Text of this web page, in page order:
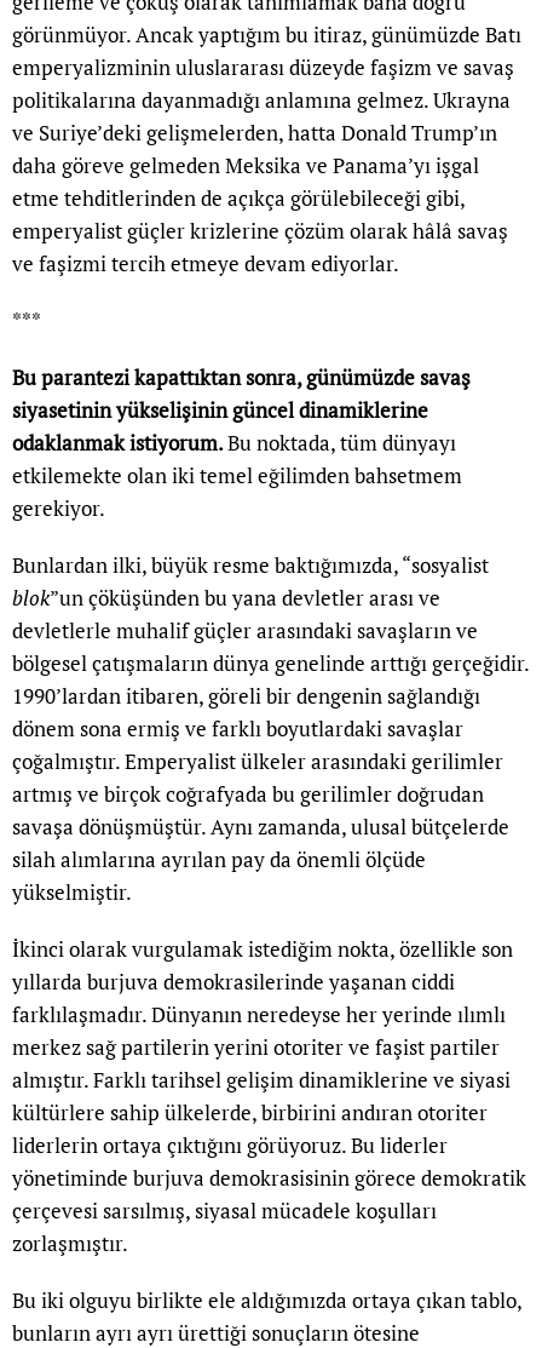
görünmüyor. Ancak yaptığım bu itiraz, günümüzde Batı
emperyalizminin uluslararası düzeyde faşizm ve savaş
politikalarına dayanmadığı anlamına gelmez. Ukrayna
ve Suriye’deki gelişmelerden, hatta Donald Trump’ın
daha göreve gelmeden Meksika ve Panama’yı işgal
etme tehditlerinden de açıkça görülebileceği gibi,
emperyalist güçler krizlerine çözüm olarak hâlâ savaş
ve faşizmi tercih etmeye devam ediyorlar.
***
Bu parantezi kapattıktan sonra, günümüzde savaş
siyasetinin yükselişinin güncel dinamiklerine
odaklanmak istiyorum.Bu noktada, tüm dünyayı
etkilemekte olan iki temel eğilimden bahsetmem
gerekiyor.
Bunlardan ilki, büyük resme baktığımızda, “sosyalist
blok”un çöküşünden bu yana devletler arası ve
devletlerle muhalif güçler arasındaki savaşların ve
bölgesel çatışmaların dünya genelinde arttığı gerçeğidir.
1990’lardan itibaren, göreli bir dengenin sağlandığı
dönem sona ermiş ve farklı boyutlardaki savaşlar
çoğalmıştır. Emperyalist ülkeler arasındaki gerilimler
artmış ve birçok coğrafyada bu gerilimler doğrudan
savaşa dönüşmüştür. Aynı zamanda, ulusal bütçelerde
silah alımlarına ayrılan pay da önemli ölçüde
yükselmiştir.
İkinci olarak vurgulamak istediğim nokta, özellikle son
yıllarda burjuva demokrasilerinde yaşanan ciddi
farklılaşmadır. Dünyanın neredeyse her yerinde ılımlı
merkez sağ partilerin yerini otoriter ve faşist partiler
almıştır. Farklı tarihsel gelişim dinamiklerine ve siyasi
kültürlere sahip ülkelerde, birbirini andıran otoriter
liderlerin ortaya çıktığını görüyoruz. Bu liderler
yönetiminde burjuva demokrasisinin görece demokratik
çerçevesi sarsılmış, siyasal mücadele koşulları
zorlaşmıştır.
Bu iki olguyu birlikte ele aldığımızda ortaya çıkan tablo,
bunların ayrı ayrı ürettiği sonuçların ötesine